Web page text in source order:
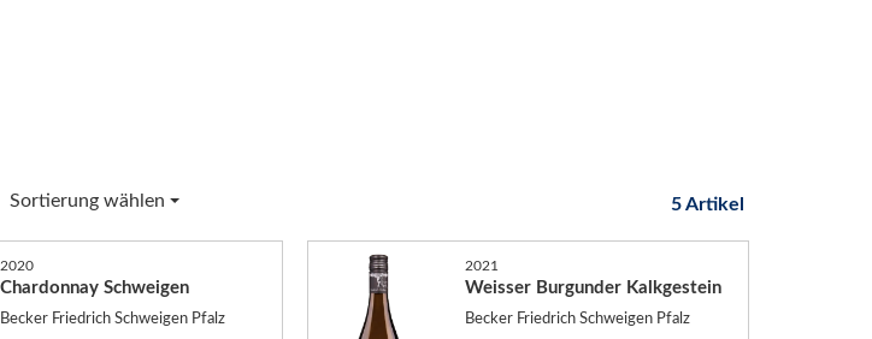
Sortierung wählen 5 Artikel
2020
Chardonnay Schweigen
Becker Friedrich Schweigen Pfalz
2021
Weisser Burgunder Kalkgestein
Becker Friedrich Schweigen Pfalz